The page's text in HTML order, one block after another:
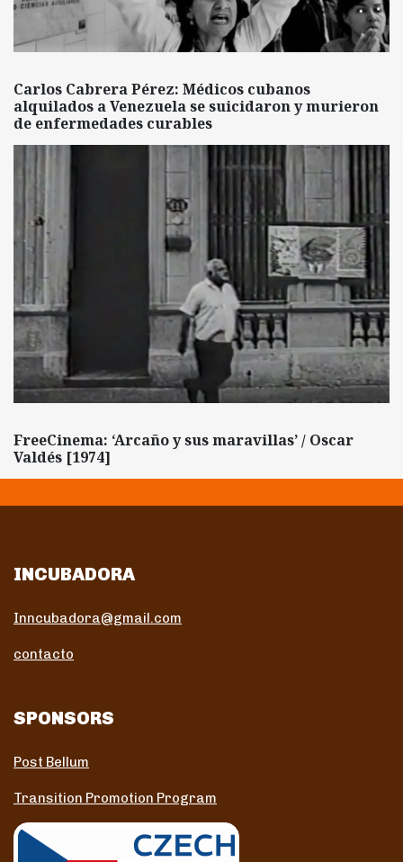
Carlos Cabrera Pérez: Médicos cubanos
alquilados a Venezuela se suicidaron y murieron
de enfermedades curables
FreeCinema: ‘Arcaño y sus maravillas’ / Oscar
Valdés [1974]
INCUBADORA
Inncubadora@gmail.com
contacto
SPONSORS
Post Bellum
Transition Promotion Program